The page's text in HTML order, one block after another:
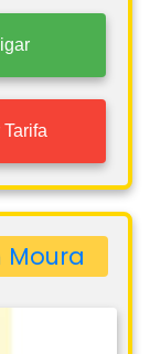
Tarifa
Moura